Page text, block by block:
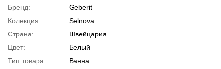
Бренд:
Geberit
Колекция:
Selnova
Страна:
Швейцария
Цвет:
Белый
Тип товара:
Ванна